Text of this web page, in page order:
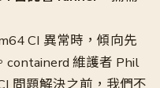
CI 異常時，傾向先
containerd 維護者 Phil